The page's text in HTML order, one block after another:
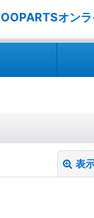
OOPARTSオンラ
表